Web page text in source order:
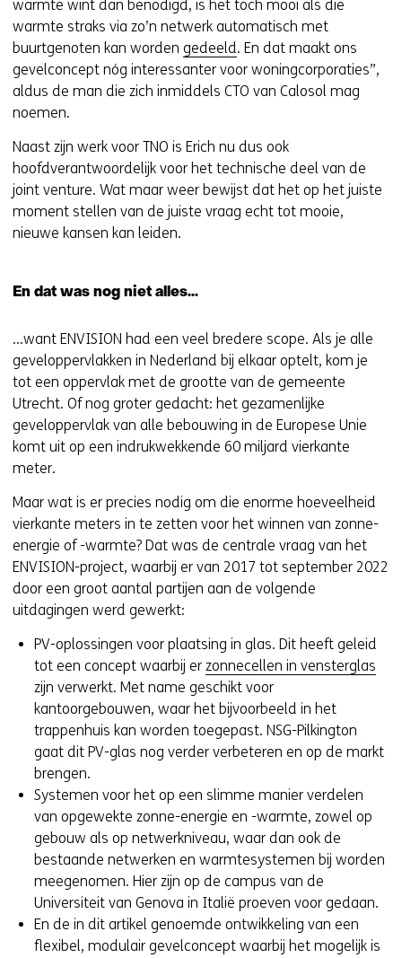
warmte wint dan benodigd, is het toch mooi als die
warmte straks via zo’n netwerk automatisch met
buurtgenoten kan worden gedeeld. En dat maakt ons
gevelconcept nóg interessanter voor woningcorporaties”,
aldus de man die zich inmiddels CTO van Calosol mag
noemen.
Naast zijn werk voor TNO is Erich nu dus ook
hoofdverantwoordelijk voor het technische deel van de
joint venture. Wat maar weer bewijst dat het op het juiste
moment stellen van de juiste vraag echt tot mooie,
nieuwe kansen kan leiden.
En dat was nog niet alles…
…want ENVISION had een veel bredere scope. Als je alle
geveloppervlakken in Nederland bij elkaar optelt, kom je
tot een oppervlak met de grootte van de gemeente
Utrecht. Of nog groter gedacht: het gezamenlijke
geveloppervlak van alle bebouwing in de Europese Unie
komt uit op een indrukwekkende 60 miljard vierkante
meter.
Maar wat is er precies nodig om die enorme hoeveelheid
vierkante meters in te zetten voor het winnen van zonne-
energie of -warmte? Dat was de centrale vraag van het
ENVISION-project, waarbij er van 2017 tot september 2022
door een groot aantal partijen aan de volgende
uitdagingen werd gewerkt:
PV-oplossingen voor plaatsing in glas. Dit heeft geleid
tot een concept waarbij er zonnecellen in vensterglas
zijn verwerkt. Met name geschikt voor
kantoorgebouwen, waar het bijvoorbeeld in het
trappenhuis kan worden toegepast. NSG-Pilkington
gaat dit PV-glas nog verder verbeteren en op de markt
brengen.
Systemen voor het op een slimme manier verdelen
van opgewekte zonne-energie en -warmte, zowel op
gebouw als op netwerkniveau, waar dan ook de
bestaande netwerken en warmtesystemen bij worden
meegenomen. Hier zijn op de campus van de
Universiteit van Genova in Italië proeven voor gedaan.
En de in dit artikel genoemde ontwikkeling van een
flexibel, modulair gevelconcept waarbij het mogelijk is